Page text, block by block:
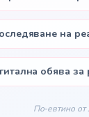
на
обява
По-евтино от